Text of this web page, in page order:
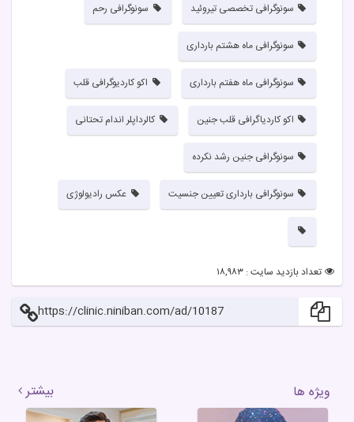
سونوگرافی تخصصی تیروئید سونوگرافی رحم
سونوگرافی ماه هشتم بارداری
سونوگرافی ماه هفتم بارداری اکو کاردیوگرافی قلب
اکو کاردیاگرافی قلب جنین کالرداپلر اندام تحتانی
سونوگرافی جنین رشد نکرده
سونوگرافی بارداری تعیین جنسیت عکس رادیولوژی
تعداد بازدید سایت : ۱۸,۹۸۳
https://clinic.niniban.com/ad/10187
ویژه ها بیشتر